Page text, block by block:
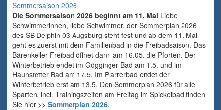
Sommersaison 2026
Die Sommersaison 2026 beginnt am 11. Mai Liebe
Schwimmerinnen, liebe Schwimmer, der Sommerplan 2026
des SB Delphin 03 Augsburg steht fest und ab dem 11. Mai
geht es zuerst mit dem Familienbad in die Freibadsaison. Das
Bärenkeller-Freibad öffnet dann am 16.05. die Pforten. Der
Winterbetrieb endet im Gögginger Bad am 1.5. und im
Haunstetter Bad am 17.5. Im Plärrerbad endet der
Winterbetrieb erst am 13.5. Den Sommerplan 2026 für alle
Sparten, incl. Trainingszeiten am Freitag im Spickelbad finden
Sie hier >> Sommerplan 2026.